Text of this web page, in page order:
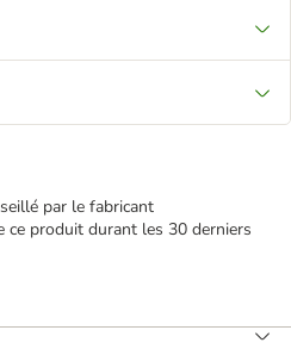
par le fabricant
ce produit durant les 30 derniers